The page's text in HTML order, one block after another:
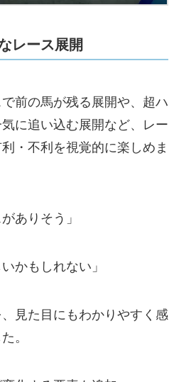
レース展開
前の馬が残る展開や、超ハ
に追い込む展開など、レー
・不利を視覚的に楽しめま
ありそう」
かもしれない」
見た目にもわかりやすく感
。